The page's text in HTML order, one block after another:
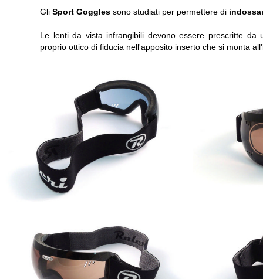
Gli Sport Goggles sono studiati per permettere di
Le lenti da vista infrangibili devono essere prescritte da
proprio ottico di fiducia nell'apposito inserto che si monta